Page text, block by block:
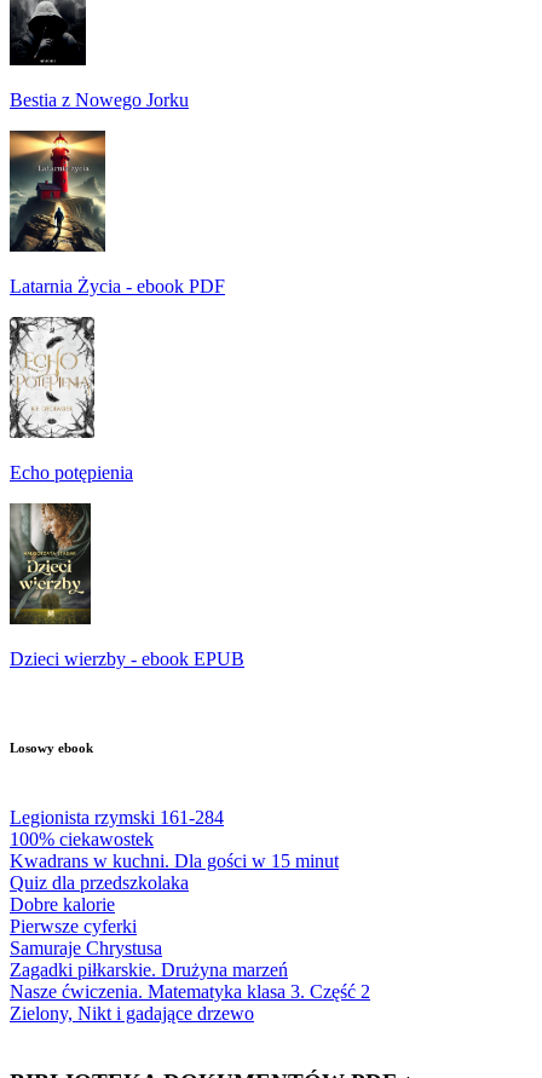
Bestia z Nowego Jorku
Latarnia Życia - ebook PDF
Echo potępienia
Dzieci wierzby - ebook EPUB
Losowy ebook
Legionista rzymski 161-284
100% ciekawostek
Kwadrans w kuchni. Dla gości w 15 minut
Quiz dla przedszkolaka
Dobre kalorie
Pierwsze cyferki
Samuraje Chrystusa
Zagadki piłkarskie. Drużyna marzeń
Nasze ćwiczenia. Matematyka klasa 3. Część 2
Zielony, Nikt i gadające drzewo